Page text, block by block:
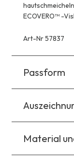
ECOVERO™ -
Art-Nr 57837
Passform
Material